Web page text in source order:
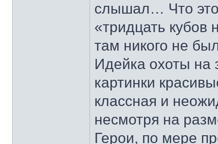
слышал… Что это
«тридцать
там никого не
Идейка охоты на
картинки
классная и
несмотря на
Герои, по мере